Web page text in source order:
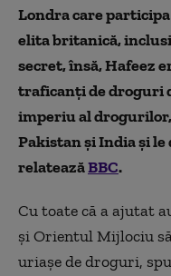
Londra care
elita britanică,
secret, însă, Hafeez
traficanți de droguri
imperiu al
Pakistan și India și
relateazăBBC.
Cu toate că a ajutat
și Orientul Mijlociu
uriașe de droguri,